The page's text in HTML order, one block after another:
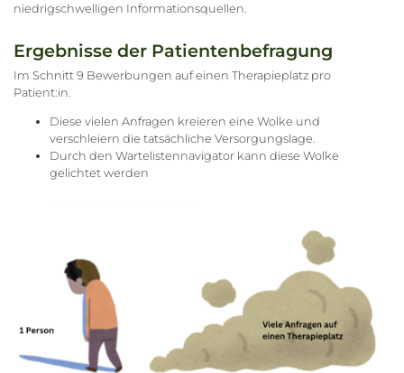
niedrigschwelligen Informationsquellen.
Ergebnisse der Patientenbefragung
Im Schnitt 9 Bewerbungen auf einen Therapieplatz pro
Patient:in.
Diese vielen Anfragen kreieren eine Wolke und
verschleiern die tatsächliche Versorgungslage.
Durch den Wartelistennavigator kann diese Wolke
gelichtet werden